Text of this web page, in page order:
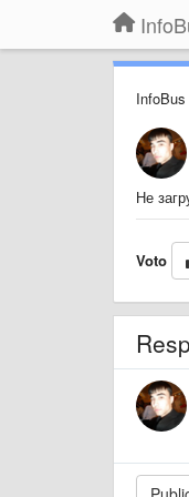
InfoBus
Не
Voto